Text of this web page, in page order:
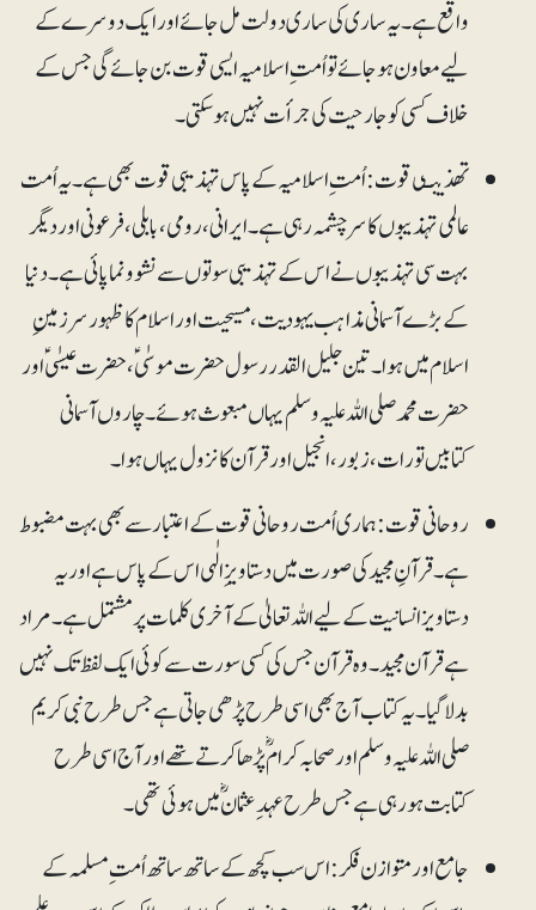
واقع ہے۔ یہ ساری کی ساری دولت مل جائے اور ایک دوسرے کے
لیے معاون ہوجائے تو اُمت ِاسلامیہ ایسی قوت بن جائے گی جس کے
خلاف کسی کو جارحیت کی جرأت نہیں ہوسکتی۔
تھذیبـی قوت: اُمت ِاسلامیہ کے پاس تہذیبی قوت بھی ہے۔ یہ اُمت
عالمی تہذیبوں کا سرچشمہ رہی ہے۔ ایرانی، رومی، بابلی، فرعونی اور دیگر
بہت سی تہذیبوں نے اس کے تہذیبی سوتوں سے نشوونما پائی ہے۔ دنیا
کے بڑے آسمانی مذاہب یہودیت، مسیحیت اور اسلام کا ظہور سرزمینِ
اسلام میں ہوا۔ تین جلیل القدر رسول حضرت موسٰی ؑ، حضرت عیسٰی ؑاور
حضرت محمدصلی اللہ علیہ وسلم یہاں مبعوث ہوئے۔ چاروں آسمانی
کتابیں تورات، زبور، انجیل اور قرآن کا نزول یہاں ہوا۔
روحانی قوت:ہماری اُمت روحانی قوت کے اعتبار سے بھی بہت مضبوط
ہے۔ قرآنِ مجید کی صورت میں دستاویزِ الٰہی اس کے پاس ہے اور یہ
دستاویز انسانیت کے لیے اللہ تعالیٰ کے آخری کلمات پر مشتمل ہے۔ مراد
ہے قرآن مجید۔ وہ قرآن جس کی کسی سورت سے کوئی ایک لفظ تک نہیں
بدلاگیا۔ یہ کتاب آج بھی اسی طرح پڑھی جاتی ہے جس طرح نبی کریم
صلی اللہ علیہ وسلم اور صحابہ کرامؓ پڑھا کرتے تھے اور آج اسی طرح
کتابت ہو رہی ہے جس طرح عہدِعثمانؓ میں ہوئی تھی۔
جامع اور متوازن فکر:اس سب کچھ کے ساتھ ساتھ اُمت ِمسلمہ کے